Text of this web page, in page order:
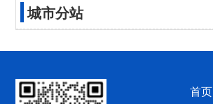
城市分站
首页